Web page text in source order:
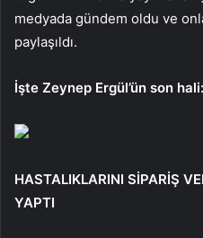
medyada gündem oldu ve
paylaşıldı.
İşte Zeynep Ergül’ün son hali:
HASTALIKLARINI SİPARİŞ
YAPTI